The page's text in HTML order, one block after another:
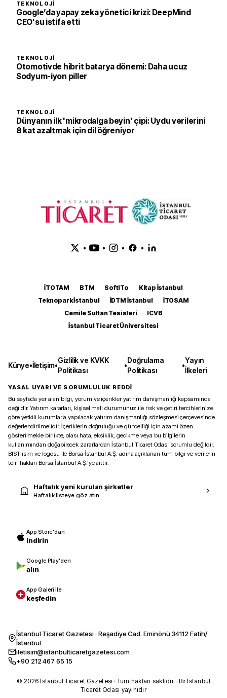
TEKNOLOJI
Google’da yapay zeka yönetici krizi: DeepMind
CEO'su istifa etti
TEKNOLOJI
Otomotivde hibrit batarya dönemi: Daha ucuz
Sodyum-iyon piller
TEKNOLOJI
Dünyanın ilk 'mikrodalga beyin' çipi: Uydu verilerini
8 kat azaltmak için dil öğreniyor
• • • •
İTOTAM BTM SoftITo
Kitap İstanbul
Teknopark İstanbul
İDTM İstanbul
İTOSAM
Cemile Sultan Tesisleri
ICVB
İstanbul Ticaret Üniversitesi
Künye•İletişim•
Gizlilik ve KVKK
Politikası
•
Doğrulama
Politikası
•
Yayın
İlkeleri
YASAL UYARI VE SORUMLULUK REDDİ
Bu sayfada yer alan bilgi, yorum ve içerikler yatırım danışmanlığı kapsamında
değildir. Yatırım kararları, kişisel mali durumunuz ile risk ve getiri tercihlerinize
göre yetkili kurumlarla yapılacak yatırım danışmanlığı sözleşmesi çerçevesinde
değerlendirilmelidir. İçeriklerin doğruluğu ve güncelliği için azami özen
gösterilmekle birlikte, olası hata, eksiklik, gecikme veya bu bilgilerin
kullanımından doğabilecek zararlardan İstanbul Ticaret Odası sorumlu değildir.
BIST isim ve logosu ile Borsa İstanbul A.Ş. adına açıklanan tüm bilgi ve verilerin
telif hakları Borsa İstanbul A.Ş.’ye aittir.
Haftalık yeni kurulan şirketler
Haftalık listeye göz atın
App Store'dan
indirin
Google Play'den
alın
App Galeri ile
keşfedin
İstanbul Ticaret Gazetesi · Reşadiye Cad. Eminönü 34112 Fatih/
İstanbul
iletisim@istanbulticaretgazetesi.com
+90 212 467 65 15
© 2026 İstanbul Ticaret Gazetesi · Tüm hakları saklıdır · Bir İstanbul
Ticaret Odası yayınıdır